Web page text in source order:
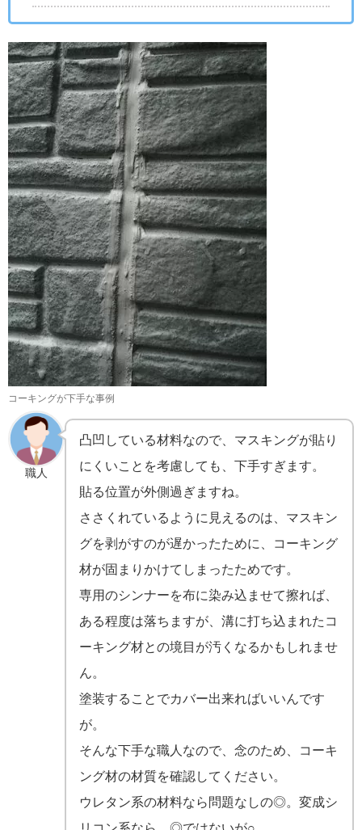
コーキングが下手な事例
職人
凸凹している材料なので、マスキングが貼り
にくいことを考慮しても、下手すぎます。
貼る位置が外側過ぎますね。
ささくれているように見えるのは、マスキン
グを剥がすのが遅かったために、コーキング
材が固まりかけてしまったためです。
専用のシンナーを布に染み込ませて擦れば、
ある程度は落ちますが、溝に打ち込まれたコ
ーキング材との境目が汚くなるかもしれませ
ん。
塗装することでカバー出来ればいいんです
が。
そんな下手な職人なので、念のため、コーキ
ング材の材質を確認してください。
ウレタン系の材料なら問題なしの◎。変成シ